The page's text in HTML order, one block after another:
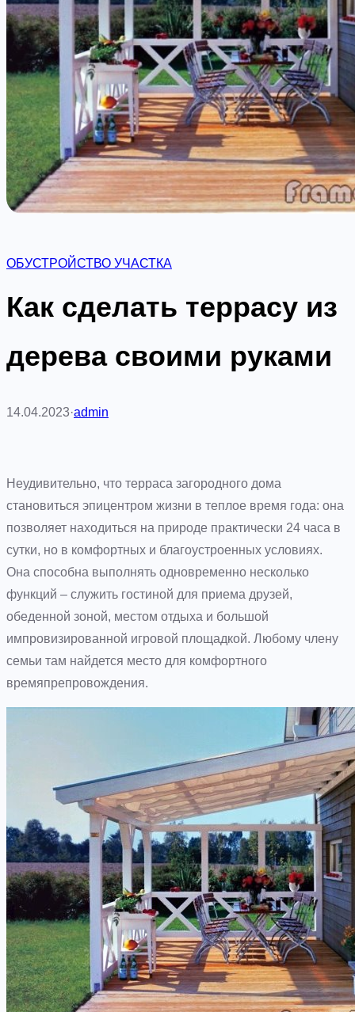
ОБУСТРОЙСТВО УЧАСТКА
Как сделать террасу из
дерева своими руками
14.04.2023·admin
Неудивительно, что терраса загородного дома
становиться эпицентром жизни в теплое время года: она
позволяет находиться на природе практически 24 часа в
сутки, но в комфортных и благоустроенных условиях.
Она способна выполнять одновременно несколько
функций – служить гостиной для приема друзей,
обеденной зоной, местом отдыха и большой
импровизированной игровой площадкой. Любому члену
семьи там найдется место для комфортного
времяпрепровождения.